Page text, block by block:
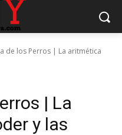
de los Perros | La aritmética
| La
y las